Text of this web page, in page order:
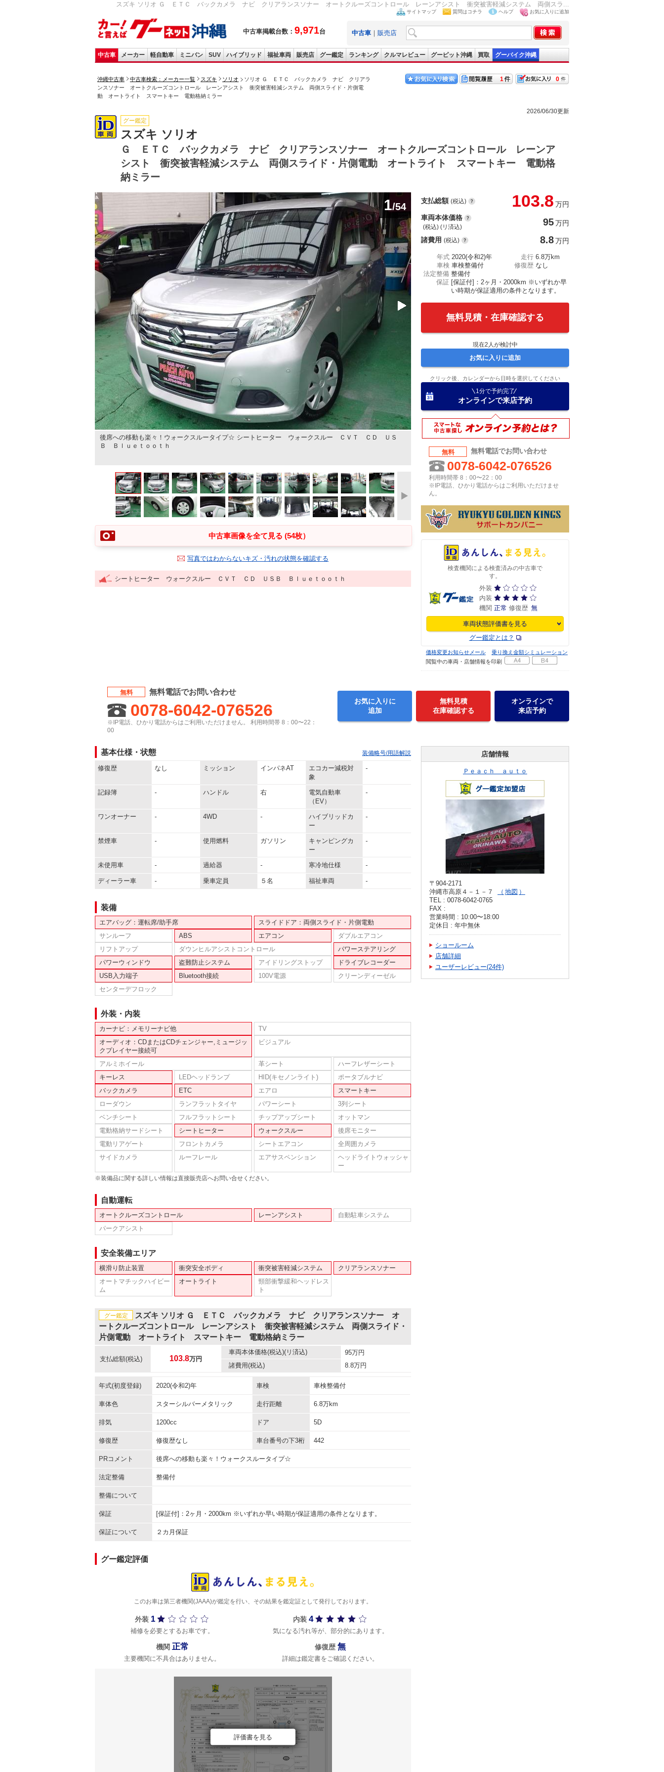
スズキ ソリオ Ｇ ＥＴＣ バックカメラ ナビ クリアランスソナー オートクルーズコントロール レーンアシスト 衝突被害軽減システム 両側スラ...
中古車掲載台数： 9,971台
サイトマップ 質問はコチラ ヘルプ お気に入りに追加
中古車 ｜ 販売店
中古車 メーカー 軽自動車 ミニバン SUV ハイブリッド 福祉車両 販売店 グー鑑定 ランキング クルマレビュー グーピット沖縄 買取 グーバイク沖縄
沖縄中古車 中古車検索：メーカー一覧 スズキ ソリオ
ソリオ Ｇ ＥＴＣ バックカメラ ナビ クリアラ
ンスソナー オートクルーズコントロール レーンアシスト 衝突被害軽減システム 両側スライド・片側電
動 オートライト スマートキー 電動格納ミラー
0
1
2026/06/30更新
グー鑑定
スズキ ソリオ
Ｇ ＥＴＣ バックカメラ ナビ クリアランスソナー オートクルーズコントロール レーンア
シスト 衝突被害軽減システム 両側スライド・片側電動 オートライト スマートキー 電動格
納ミラー
後席への移動も楽々！ウォークスルータイプ☆ シートヒーター ウォークスルー ＣＶＴ ＣＤ ＵＳ
Ｂ Ｂｌｕｅｔｏｏｔｈ
1/54
中古車画像を全て見る (54枚）
写真ではわからないキズ・汚れの状態を確認する
シートヒーター ウォークスルー ＣＶＴ ＣＤ ＵＳＢ Ｂｌｕｅｔｏｏｔｈ
支払総額 (税込) 103.8 万円
車両本体価格
(税込) (リ済込) 95万円
諸費用 (税込) 8.8万円
年式 2020(令和2)年 走行 6.8万km
車検 車検整備付 修復歴 なし
法定整備 整備付
保証 [保証付]：2ヶ月・2000km ※いずれか早
い時期が保証適用の条件となります。
無料見積・在庫確認する
現在2 人が検討中
お気に入りに追加
クリック後、カレンダーから日時を選択してください
1分で予約完了
オンラインで来店予約
無料 無料電話でお問い合わせ
0078-6042-076526
利用時間帯 8：00〜22：00
※IP電話、ひかり電話からはご利用いただけませ
ん。
検査機関による検査済みの中古車で
す。
外装
内装
機関 正常 修復歴 無
車両状態評価書を見る
グー鑑定とは？
価格変更お知らせメール
乗り換え金額シミュレーション
閲覧中の車両・店舗情報を印刷
無料 無料電話でお問い合わせ
0078-6042-076526
※IP電話、ひかり電話からはご利用いただけません。 利用時間帯 8：00〜22：
00
お気に入りに
追加
無料見積
在庫確認する
オンラインで
来店予約
基本仕様・状態 装備略号/用語解説
修復歴 なし ミッション インパネAT
エコカー減税対
象
-
記録簿 - ハンドル 右
電気自動車
（EV）
-
ワンオーナー - 4WD -
ハイブリッドカ
ー
-
禁煙車 - 使用燃料 ガソリン
キャンピングカ
ー
-
未使用車 - 過給器 - 寒冷地仕様 -
ディーラー車 - 乗車定員 ５名 福祉車両 -
装備
エアバッグ：運転席/助手席
スライドドア：両側スライド・片側電動
サンルーフ
ABS エアコン
ダブルエアコン
リフトアップ
ダウンヒルアシストコントロール
パワーステアリング
パワーウィンドウ
盗難防止システム アイドリングストップ
ドライブレコーダー
USB入力端子
Bluetooth接続 100V電源
クリーンディーゼル
センターデフロック
外装・内装
カーナビ：メモリーナビ他
TV
オーディオ：CDまたはCDチェンジャー,ミュージッ
クプレイヤー接続可
ビジュアル
アルミホイール 革シート
ハーフレザーシート
キーレス
LEDヘッドランプ HID(キセノンライト)
ポータブルナビ
バックカメラ
ETC エアロ
スマートキー
ローダウン
ランフラットタイヤ パワーシート
3列シート
ベンチシート
フルフラットシート チップアップシート
オットマン
電動格納サードシート
シートヒーター ウォークスルー
後席モニター
電動リアゲート
フロントカメラ シートエアコン
全周囲カメラ
サイドカメラ
ルーフレール エアサスペンション
ヘッドライトウォッシャ
ー
※装備品に関する詳しい情報は直接販売店へお問い合せください。
自動運転
オートクルーズコントロール レーンアシスト
自動駐車システム
パークアシスト
安全装備エリア
横滑り防止装置 衝突安全ボディ 衝突被害軽減システム
クリアランスソナー
オートマチックハイビー
ム
オートライト
頸部衝撃緩和ヘッドレス
ト
グー鑑定
スズキ ソリオ Ｇ ＥＴＣ バックカメラ ナビ クリアランスソナー オ
ートクルーズコントロール レーンアシスト 衝突被害軽減システム 両側スライド・
片側電動 オートライト スマートキー 電動格納ミラー
支払総額(税込) 103.8万円
車両本体価格(税込)(リ済込) 95万円
諸費用(税込) 8.8万円
年式(初度登録) 2020(令和2)年 車検 車検整備付
車体色 スターシルバーメタリック 走行距離 6.8万km
排気 1200cc ドア 5D
修復歴 修復歴なし 車台番号の下3桁 442
PRコメント 後席への移動も楽々！ウォークスルータイプ☆
法定整備 整備付
整備について
保証 [保証付]：2ヶ月・2000km ※いずれか早い時期が保証適用の条件となります。
保証について ２カ月保証
グー鑑定評価
このお車は第三者機関(JAAA)が鑑定を行い、その結果を鑑定証として発行しております。
外装 1
補修を必要とするお車です。
内装 4
気になる汚れ等が、部分的にあります。
機関 正常
主要機関に不具合はありません。
修復歴 無
詳細は鑑定書をご確認ください。
評価書を見る
店舗情報
Ｐｅａｃｈ ａｕｔｏ
〒904-2171
沖縄市高原４－１－７
地図
TEL : 0078-6042-0765
FAX :
営業時間 : 10:00〜18:00
定休日 : 年中無休
ショールーム
店舗詳細
ユーザーレビュー(24件)